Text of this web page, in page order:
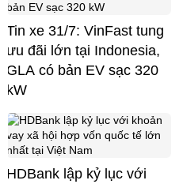
Tin xe 31/7: VinFast tung
ưu đãi lớn tại Indonesia,
GLA có bản EV sạc 320
kW
HDBank lập kỷ lục với